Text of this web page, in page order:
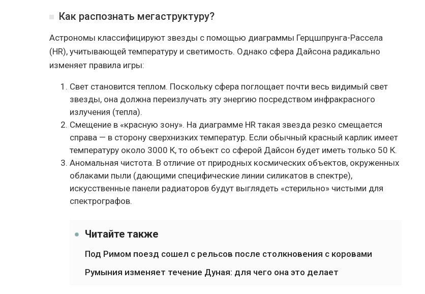
Как распознать мегаструктуру?
Астрономы классифицируют звезды с помощью диаграммы Герцшпрунга-Рассела
(HR), учитывающей температуру и светимость. Однако сфера Дайсона радикально
изменяет правила игры:
Свет становится теплом. Поскольку сфера поглощает почти весь видимый свет
звезды, она должна переизлучать эту энергию посредством инфракрасного
излучения (тепла).
Смещение в «красную зону». На диаграмме HR такая звезда резко смещается
справа — в сторону сверхнизких температур. Если обычный красный карлик имеет
температуру около 3000 К, то объект со сферой Дайсон будет иметь только 50 К.
Аномальная чистота. В отличие от природных космических объектов, окруженных
облаками пыли (дающими специфические линии силикатов в спектре),
искусственные панели радиаторов будут выглядеть «стерильно» чистыми для
спектрографов.
Читайте также
Под Римом поезд сошел с рельсов после столкновения с коровами
Румыния изменяет течение Дуная: для чего она это делает